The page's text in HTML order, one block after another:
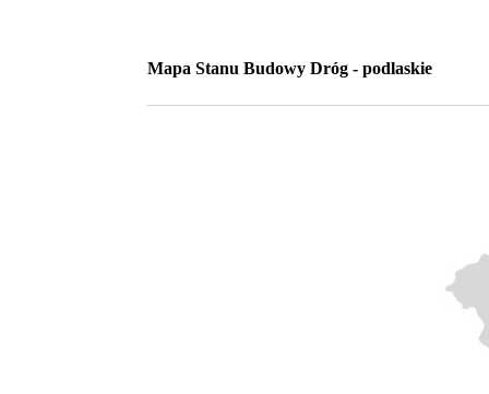
Mapa Stanu Budowy Dróg - podlaskie